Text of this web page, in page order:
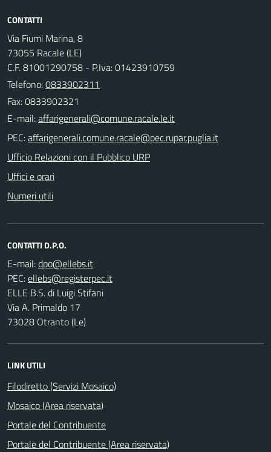
CONTATTI
Via Fiumi Marina, 8
73055 Racale (LE)
C.F. 81001290758 - P.Iva: 01423910759
Telefono:0833902311
Fax: 0833902321
E-mail:
PEC:
Ufficio Relazioni con il Pubblico URP
Uffici e orari
Numeri utili
CONTATTI D.P.O.
E-mail:
PEC:
ELLE B.S. di Luigi Stifani
Via A. Primaldo 17
73028 Otranto (Le)
LINK UTILI
Filodiretto (Servizi Mosaico)
Mosaico (Area riservata)
Portale del Contribuente
Portale del Contribuente (Area riservata)